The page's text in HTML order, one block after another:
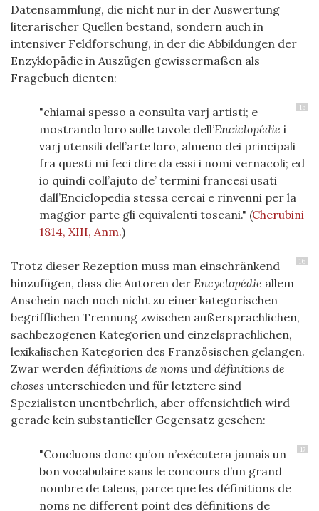
Datensammlung, die nicht nur in der Auswertung
literarischer Quellen bestand, sondern auch in
intensiver Feldforschung, in der die Abbildungen der
Enzyklopädie in Auszügen gewissermaßen als
Fragebuch dienten:
15
"chiamai spesso a consulta varj artisti; e
mostrando loro sulle tavole dell’Enciclopédie i
varj utensili dell’arte loro, almeno dei principali
fra questi mi feci dire da essi i nomi vernacoli; ed
io quindi coll’ajuto de’ termini francesi usati
dall’Enciclopedia stessa cercai e rinvenni per la
maggior parte gli equivalenti toscani." (Cherubini
1814, XIII, Anm.)
16
Trotz dieser Rezeption muss man einschränkend
hinzufügen, dass die Autoren der Encyclopédie allem
Anschein nach noch nicht zu einer kategorischen
begrifflichen Trennung zwischen außersprachlichen,
sachbezogenen Kategorien und einzelsprachlichen,
lexikalischen Kategorien des Französischen gelangen.
Zwar werden définitions de noms und définitions de
choses unterschieden und für letztere sind
Spezialisten unentbehrlich, aber offensichtlich wird
gerade kein substantieller Gegensatz gesehen:
17
"Concluons donc qu’on n’exécutera jamais un
bon vocabulaire sans le concours d’un grand
nombre de talens, parce que les définitions de
noms ne different point des définitions de